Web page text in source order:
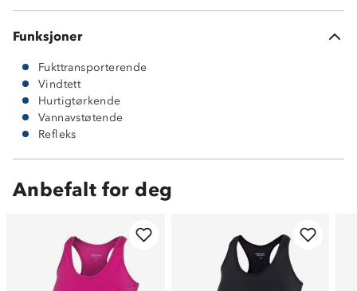
Funksjoner
Fukttransporterende
Vindtett
Hurtigtørkende
Vannavstøtende
Refleks
Anbefalt for deg